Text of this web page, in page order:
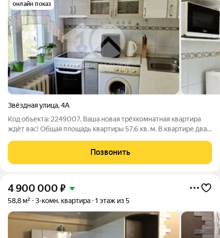
онлайн показ
Звёздная улица,4А
Код объекта: 2249007. Ваша новая трёхкомнатная квартира
ждёт вас! Общая площадь квартиры 57,6 кв. м. В квартире два
для семей. Комнаты изолированы, окна выходят на улицу и во
двор. Также есть
Позвонить
4 900 000 ₽
58,8 м² 3-комн. квартира 1 этаж из 5